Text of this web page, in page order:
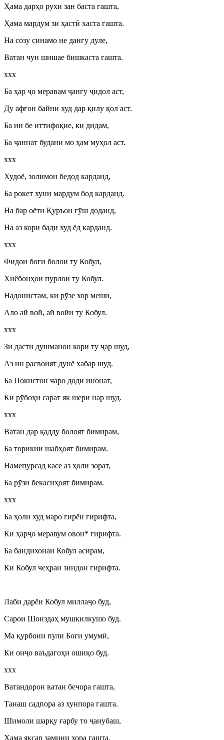
Ҳама дарҳо рухи зан баста гашта,
Ҳама мардум зи ҳастӣ хаста гашта.
На созу синамо не дангу дуле,
Ватан чун шишае бишкаста гашта.
ххх
Ба ҳар ҷо меравам ҷангу ҷидол аст,
Ду афғон байни худ дар қилу қол аст.
Ба ин бе иттифоқие, ки дидам,
Ба ҷаннат будани мо ҳам муҳол аст.
ххх
Худоё, золимон бедод карданд,
Ба рокет хуни мардум бод карданд.
На бар оёти Қуръон гӯш доданд,
На аз кори бади худ ёд карданд.
ххх
Фидои боғи болои ту Кобул,
Хиёбонҳои пурлои ту Кобул.
Надонистам, ки рӯзе хор мешӣ,
Ало ай вой, ай войи ту Кобул.
ххх
Зи дасти душманон кори ту ҷар шуд,
Аз ин расвоият дунё хабар шуд.
Ба Покистон чаро додӣ инонат,
Ки рӯбоҳи сарат як шери нар шуд.
ххх
Ватан дар қадду болоят бимирам,
Ба торикии шабҳоят бимирам.
Намепурсад касе аз ҳоли зорат,
Ба рӯзи бекасиҳоят бимирам.
ххх
Ба ҳоли худ маро гирён гирифта,
Ки ҳарҷо меравум овон* гирифта.
Ба бандихонаи Кобул асирам,
Ки Кобул чеҳраи зиндон гирифта.
Лаби дарёи Кобул миллаҷо буд,
Сарои Шонздаҳ мушкилкушо буд.
Ма қурбони пули Боғи умумӣ,
Ки онҷо ваъдагоҳи ошиқо буд.
ххх
Ватандорон ватан бечора гашта,
Танаш садпора аз хунпора гашта.
Шимоли шарқу ғарбу то ҷанубаш,
Ҳама яксар замини хора гашта.